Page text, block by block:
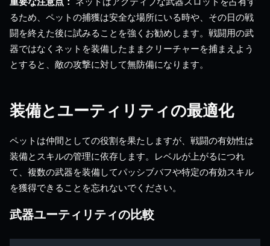
るため、ペットの捕獲は安全な場所にいる時や、その日の戦
闘を終えた後に試みることを強くお勧めします。戦闘用の武
器ではなくネットを装備したままクリーチャーを捕まえよう
とすると、敵の攻撃に対して無防備になります。
装備とユーティリティの最適化
ペットは仲間としての役割を果たしますが、戦闘の有効性は
装備とスキルの管理に依存します。レベルが上がるにつれ
て、複数の武器を装備してパッシブバフや特定の有効スキル
を獲得できることを忘れないでください。
武器ユーティリティの比較